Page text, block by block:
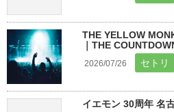
THE YELLOW
｜THE
2026/07/26 セトリ
イエモン 30周年 名